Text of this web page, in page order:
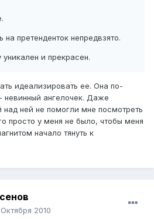
на претенденток непредвзято.
и прекрасен.
идеализировать ее. Она по-
ангелочек. Даже
ней не помогли мне посмотреть
просто у меня не было, чтобы меня
начало тянуть к
2010